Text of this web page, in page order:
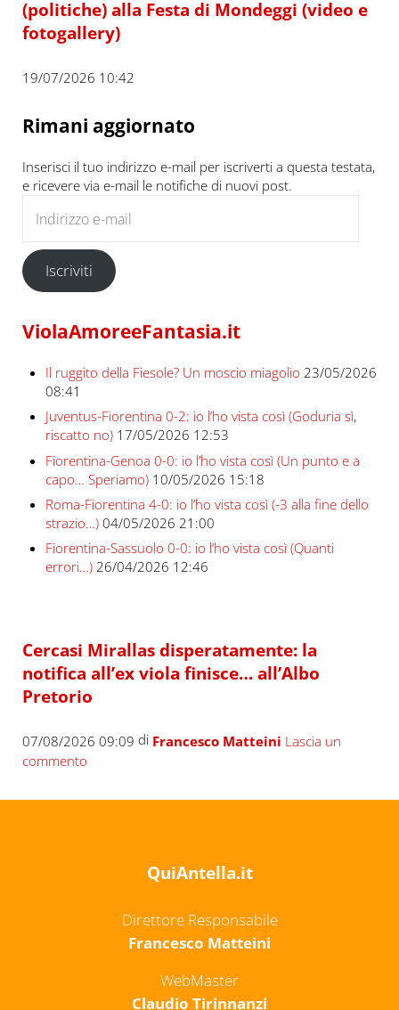
(politiche) alla Festa di Mondeggi (video e
fotogallery)
19/07/2026 10:42
Rimani aggiornato
Inserisci il tuo indirizzo e-mail per iscriverti a questa testata,
e ricevere via e-mail le notifiche di nuovi post.
Iscriviti
ViolaAmoreeFantasia.it
Il ruggito della Fiesole? Un moscio miagolio 23/05/2026
08:41
Juventus-Fiorentina 0-2: io l’ho vista così (Goduria sì,
riscatto no) 17/05/2026 12:53
Fiorentina-Genoa 0-0: io l’ho vista così (Un punto e a
capo… Speriamo) 10/05/2026 15:18
Roma-Fiorentina 4-0: io l’ho vista così (-3 alla fine dello
strazio…) 04/05/2026 21:00
Fiorentina-Sassuolo 0-0: io l’ho vista così (Quanti
errori…) 26/04/2026 12:46
Cercasi Mirallas disperatamente: la
notifica all’ex viola finisce… all’Albo
Pretorio
07/08/2026 09:09 di Francesco Matteini Lascia un
commento
QuiAntella.it
Direttore Responsabile
Francesco Matteini
WebMaster
Claudio Tirinnanzi